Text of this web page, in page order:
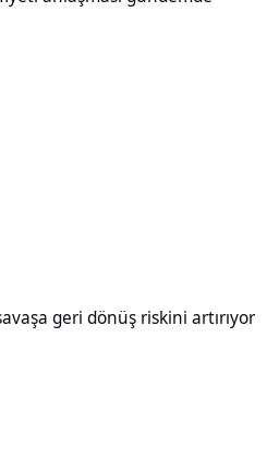
geri dönüş riskini artırıyor